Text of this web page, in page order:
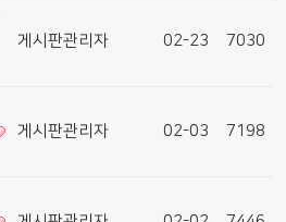
게시판관리자 02-23 7030
게시판관리자 02-03 7198